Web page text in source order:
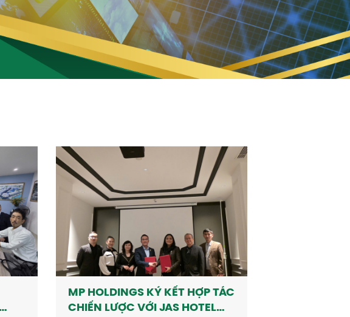
MP HOLDINGS KÝ KẾT HỢP TÁC
CHIẾN LƯỢC VỚI JAS HOTEL